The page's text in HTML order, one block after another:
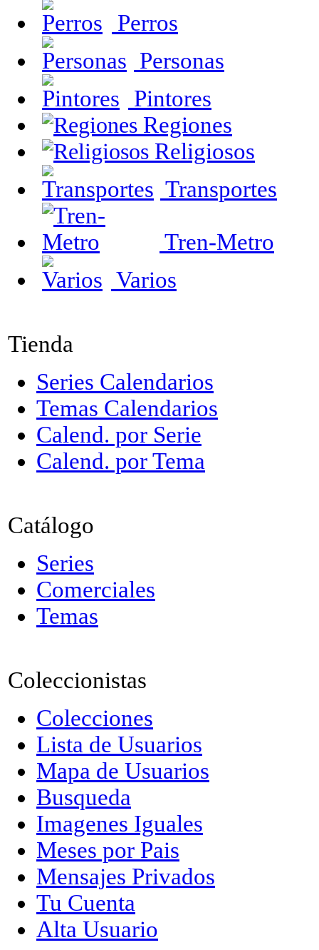
Perros
Personas
Pintores
Regiones
Religiosos
Transportes
Tren-Metro
Varios
Tienda
Series Calendarios
Temas Calendarios
Calend. por Serie
Calend. por Tema
Catálogo
Series
Comerciales
Temas
Coleccionistas
Colecciones
Lista de Usuarios
Mapa de Usuarios
Busqueda
Imagenes Iguales
Meses por Pais
Mensajes Privados
Tu Cuenta
Alta Usuario